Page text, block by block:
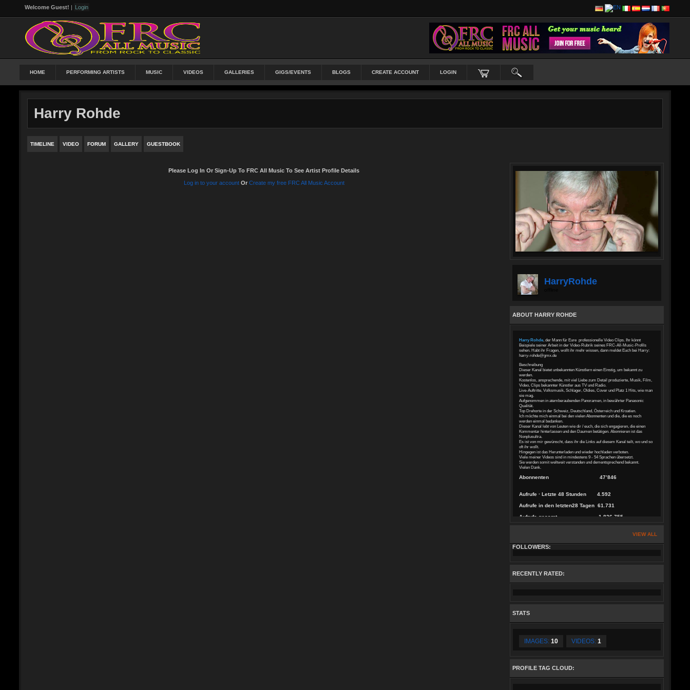
Welcome Guest! | Login
HOME PERFORMING ARTISTS MUSIC VIDEOS GALLERIES GIGS/EVENTS BLOGS CREATE ACCOUNT LOGIN
Harry Rohde
TIMELINE VIDEO FORUM GALLERY GUESTBOOK
Please Log In Or Sign-Up To FRC All Music To See Artist Profile Details
Log in to your account Or Create my free FRC All Music Account
HarryRohde
ABOUT HARRY ROHDE
Harry Rohde, der Mann für Eure professionelle Video Clips. Ihr könnt
Beispiele seiner Arbeit in der Video-Rubrik seines FRC-All-Music-Profils
sehen. Habt ihr Fragen, wollt ihr mehr wissen, dann meldet Euch bei Harry:
harry-rohde@gmx.de
Beschreibung
Dieser Kanal bietet unbekannten Künstlern einen Einstig, um bekannt zu
werden.
Kostenlos, ansprechende, mit viel Liebe zum Detail produzierte, Musik, Film,
Video, Clips bekannter Künstler aus TV und Radio.
Live-Auftritte, Volksmusik, Schlager, Oldies, Cover und Platz 1 Hits, wie man
sie mag.
Aufgenommen in atemberaubenden Panoramen, in bewährter Panasonic
Qualität.
Top Drehorte in der Schweiz, Deutschland, Österreich und Kroatien.
Ich möchte mich einmal bei den vielen Abonnenten und die, die es noch
werden einmal bedanken.
Dieser Kanal lebt von Leuten wie dir / euch, die sich engagieren, die einen
Kommentar hinterlassen und den Daumen betätigen. Abonnieren ist das
Nonplusultra.
Es ist von mir gewünscht, dass ihr die Links auf diesem Kanal teilt, wo und so
oft ihr wollt.
Hingegen ist das Herunterladen und wieder hochladen verboten.
Viele meiner Videos sind in mindestens 9 - 54 Sprachen übersetzt.
Sie werden somit weltweit verstanden und dementsprechend bekannt.
Vielen Dank.
Abon­nen­ten 47’846
Auf­ru­fe · Letzte 48 Stunden 4.592
Auf­ru­fe in den letzten28 Tagen 61.731
Auf­ru­fe gesamt 1.826.755
VIEW ALL
FOLLOWERS:
RECENTLY RATED:
STATS
IMAGES: 10 VIDEOS: 1
PROFILE TAG CLOUD: